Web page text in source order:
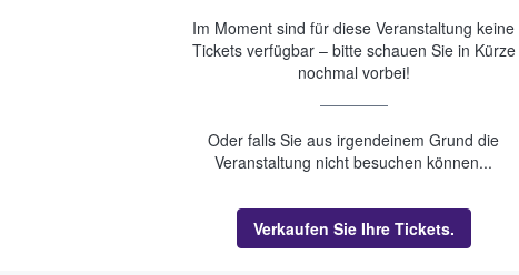
Im Moment sind für diese Veranstaltung keine
Tickets verfügbar – bitte schauen Sie in Kürze
nochmal vorbei!
Oder falls Sie aus irgendeinem Grund die
Veranstaltung nicht besuchen können...
Verkaufen Sie Ihre Tickets.